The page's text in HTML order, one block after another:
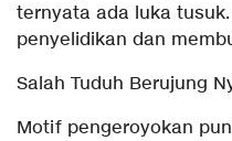
ternyata ada luka
penyelidikan dan
Salah Tuduh Berujung
Motif pengeroyokan